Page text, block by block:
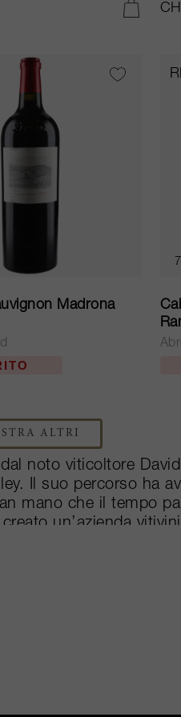
Madrona
ALTRI
noto viticoltore
Il suo percorso ha
mano che il tempo
un’azienda
esperienza
Family, Harlan